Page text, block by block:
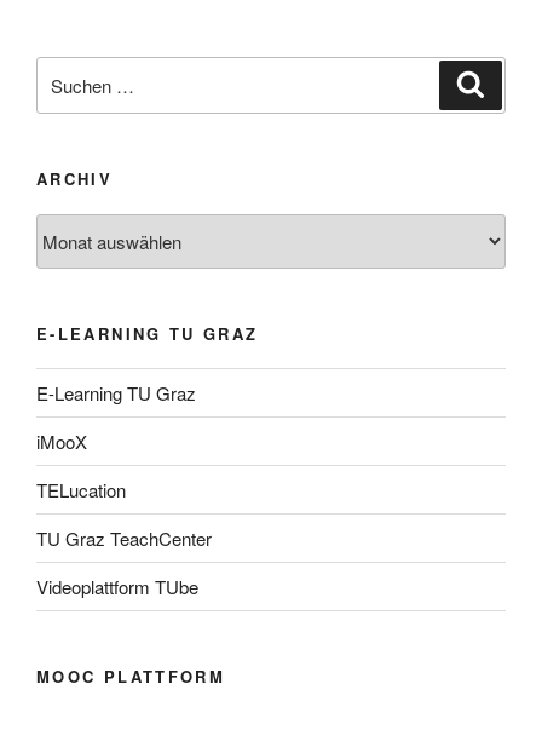
nach:
ARCHIV
E-LEARNING TU GRAZ
E-Learning TU Graz
iMooX
TELucation
TU Graz TeachCenter
Videoplattform TUbe
MOOC PLATTFORM